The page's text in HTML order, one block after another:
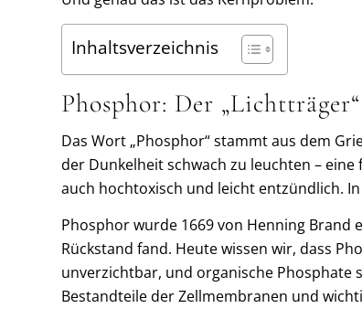
Inhaltsverzeichnis
Phosphor: Der „Lichtträger“
Das Wort „Phosphor“ stammt aus dem
der Dunkelheit schwach zu leuchten –
auch hochtoxisch und leicht entzündlich.
Phosphor wurde 1669 von Henning Brand
Rückstand fand. Heute wissen wir, dass
unverzichtbar, und organische Phosphate
Bestandteile der Zellmembranen und